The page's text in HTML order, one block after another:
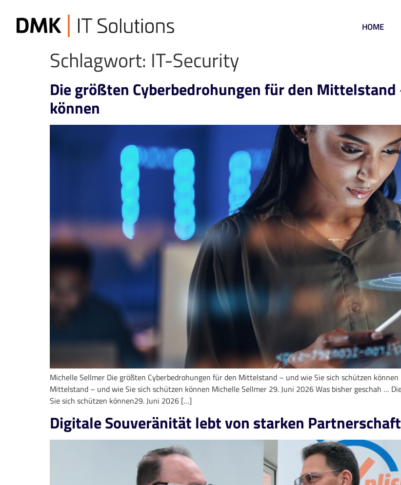
HOME
Schlagwort: IT-Security
Die größten Cyberbedrohungen für den
können
Michelle Sellmer Die größten Cyberbedrohungen für den Mittelstand – und wie Sie sich schützen
Mittelstand – und wie Sie sich schützen können Michelle Sellmer 29. Juni 2026 Was bisher geschah …
Sie sich schützen können29. Juni 2026 […]
Digitale Souveränität lebt von starken